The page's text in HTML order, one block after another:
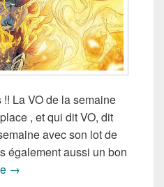
La VO de la semaine
, et qui dit VO, dit
avec son lot de
également aussi un bon
Sorties des Comics VO de la
→